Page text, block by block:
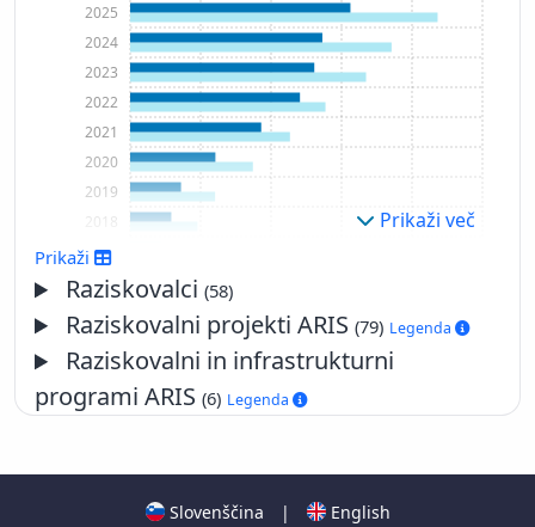
2012
2013
2015
2016
2017
2019
2020
2021
2022
2023
2024
2025
Prikaži več
Prikaži
Raziskovalci(58)
Raziskovalni projekti ARIS(79) Legenda
Raziskovalni in infrastrukturni
programi ARIS (6) Legenda
Slovenščina | English